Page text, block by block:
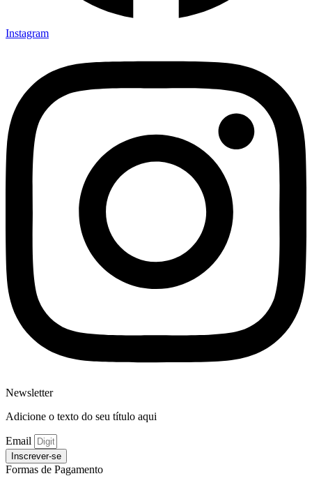
Instagram
Newsletter
Adicione o texto do seu título aqui
Email
Inscrever-se
Formas de Pagamento